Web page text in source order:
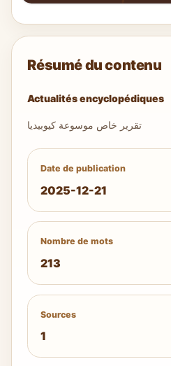
Résumé du contenu
Actualités encyclopédiques
تقرير خاص موسوعة كيوبيديا
Date de publication
2025-12-21
Nombre de mots
213
Sources
1